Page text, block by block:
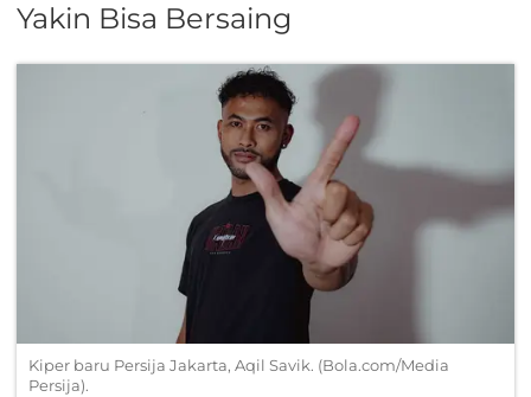
Yakin Bisa Bersaing
Kiper baru Persija Jakarta, Aqil Savik. (Bola.com/Media
Persija).